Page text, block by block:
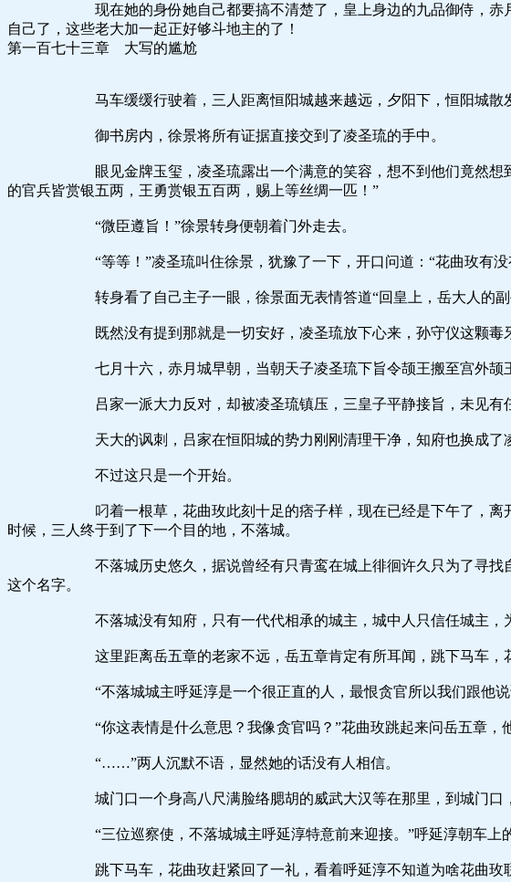
现在她的身份她自己都要搞不清楚了，皇上身边的九品御侍，赤月国
自己了，这些老大加一起正好够斗地主的了！
第一百七十三章 大写的尴尬
马车缓缓行驶着，三人距离恒阳城越来越远，夕阳下，恒阳城散发
御书房内，徐景将所有证据直接交到了凌圣琉的手中。
眼见金牌玉玺，凌圣琉露出一个满意的笑容，想不到他们竟然想到了
的官兵皆赏银五两，王勇赏银五百两，赐上等丝绸一匹！”
“微臣遵旨！”徐景转身便朝着门外走去。
“等等！”凌圣琉叫住徐景，犹豫了一下，开口问道：“花曲玫有没
转身看了自己主子一眼，徐景面无表情答道“回皇上，岳大人的副
既然没有提到那就是一切安好，凌圣琉放下心来，孙守仪这颗毒牙总
七月十六，赤月城早朝，当朝天子凌圣琉下旨令颉王搬至宫外颉王府
吕家一派大力反对，却被凌圣琉镇压，三皇子平静接旨，未见有任
天大的讽刺，吕家在恒阳城的势力刚刚清理干净，知府也换成了凌圣
不过这只是一个开始。
叼着一根草，花曲玫此刻十足的痞子样，现在已经是下午了，离开恒
时候，三人终于到了下一个目的地，不落城。
不落城历史悠久，据说曾经有只青鸾在城上徘徊许久只为了寻找自己
这个名字。
不落城没有知府，只有一代代相承的城主，城中人只信任城主，为了
这里距离岳五章的老家不远，岳五章肯定有所耳闻，跳下马车，花
“不落城城主呼延淳是一个很正直的人，最恨贪官所以我们跟他说话的
“你这表情是什么意思？我像贪官吗？”花曲玫跳起来问岳五章，他那
“……”两人沉默不语，显然她的话没有人相信。
城门口一个身高八尺满脸络腮胡的威武大汉等在那里，到城门口，
“三位巡察使，不落城城主呼延淳特意前来迎接。”呼延淳朝车上的
跳下马车，花曲玫赶紧回了一礼，看着呼延淳不知道为啥花曲玫联